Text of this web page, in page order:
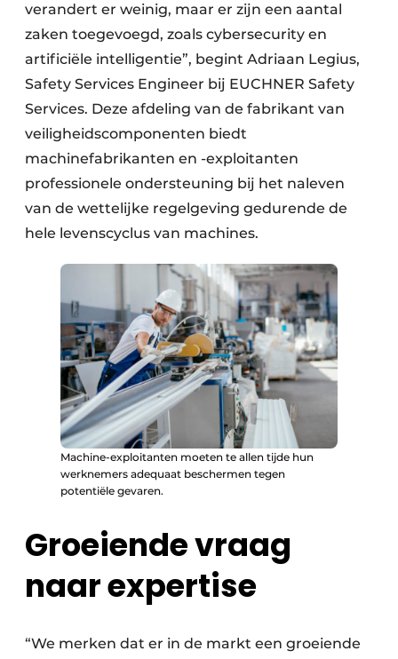
verandert er weinig, maar er zijn een aantal
zaken toegevoegd, zoals cybersecurity en
artificiële intelligentie”, begint Adriaan Legius,
Safety Services Engineer bij EUCHNER Safety
Services. Deze afdeling van de fabrikant van
veiligheidscomponenten biedt
machinefabrikanten en -exploitanten
professionele ondersteuning bij het naleven
van de wettelijke regelgeving gedurende de
hele levenscyclus van machines.
Machine-exploitanten moeten te allen tijde hun
werknemers adequaat beschermen tegen
potentiële gevaren.
Groeiende vraag
naar expertise
“We merken dat er in de markt een groeiende